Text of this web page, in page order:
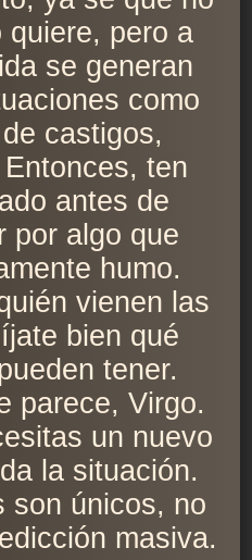
quiere, pero a
se generan
como
castigos,
ten
antes de
por algo que
humo.
vienen las
bien qué
tener.
parece, Virgo.
un nuevo
la situación.
son únicos, no
masiva.